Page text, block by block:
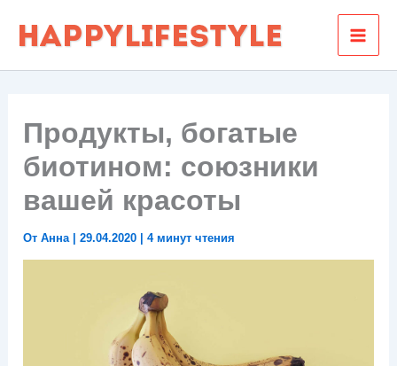
Продукты, богатые
биотином: союзники
вашей красоты
ОтАнна |29.04.2020 |4 минут чтения